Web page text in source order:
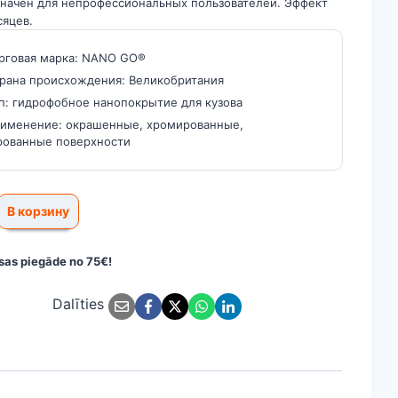
марка: NANO GO®
происхождения: Великобритания
гидрофобное нанопокрытие для кузова
окрашенные, хромированные,
поверхности
В корзину
piegāde no 75€!
Dalīties